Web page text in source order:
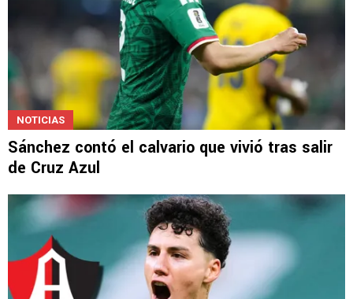
NOTICIAS
Sánchez contó el calvario que vivió tras salir
de Cruz Azul